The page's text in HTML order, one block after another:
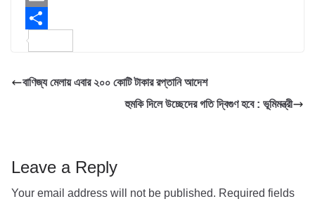
e
b
o
t
e
h
a
s
E
m
i
a
বাণিজ্য মেলায় এবার ২০০ কোটি টাকার রপ্তানি আদেশ
হুমকি দিলে উচ্ছেদের গতি দ্বিগুণ হবে : ভূমিমন্ত্রী
Leave a Reply
Your email address will not be published. Required fields